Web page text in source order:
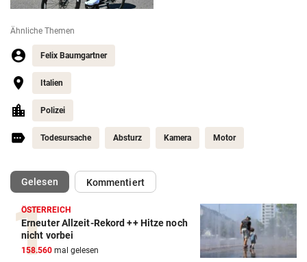
Ähnliche Themen
Felix Baumgartner
Italien
Polizei
Todesursache Absturz Kamera Motor
Gelesen(ausgewählt)Kommentiert
ÖSTERREICH
Erneuter Allzeit-Rekord ++ Hitze noch
nicht vorbei
158.560 mal gelesen